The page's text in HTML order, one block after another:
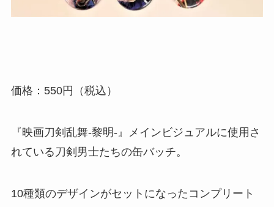
価格：550円（税込）
『映画刀剣乱舞-黎明-』メインビジュアルに使用さ
れている刀剣男士たちの缶バッチ。
10種類のデザインがセットになったコンプリート